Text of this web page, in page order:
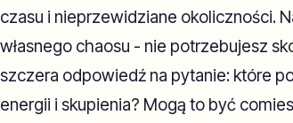
czasu i nieprzewidziane okoliczności.
własnego chaosu - nie potrzebujesz
szczera odpowiedź na pytanie: które
energii i skupienia? Mogą to być